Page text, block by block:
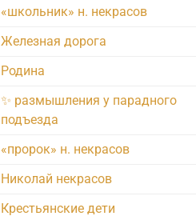
«школьник» н. некрасов
Железная дорога
Родина
✨ размышления у парадного
подъезда
«пророк» н. некрасов
Николай некрасов
Крестьянские дети